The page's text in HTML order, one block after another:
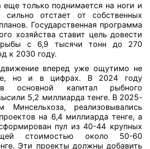
еще только поднимается на ноги и
отстает от собственных
Государственная программа
хозяйства ставит цель довести
рыбы с 6,9 тысячи тонн до 270
к 2030 году.
вперед уже ощутимо не
но и в цифрах. В 2024 году
основной капитал рыбного
5,2 миллиарда тенге. В 2025-
реализовывались
на 6,4 миллиарда тенге, а
пул из 40-44 крупных
стоимостью около 50-60
Эти проекты должны добавить